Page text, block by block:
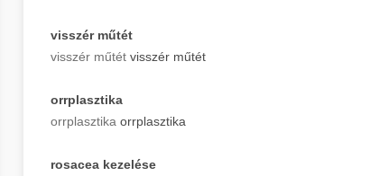
visszér műtét
visszér műtét visszér műtét
orrplasztika
orrplasztika orrplasztika
rosacea kezelése